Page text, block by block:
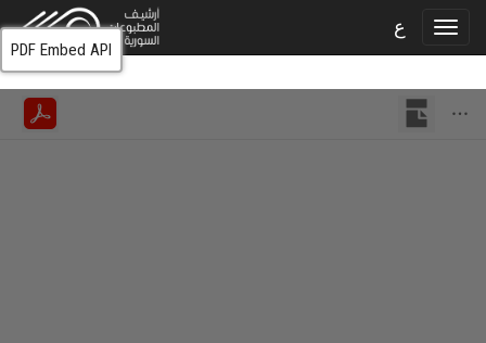
ع
PDF Embed API